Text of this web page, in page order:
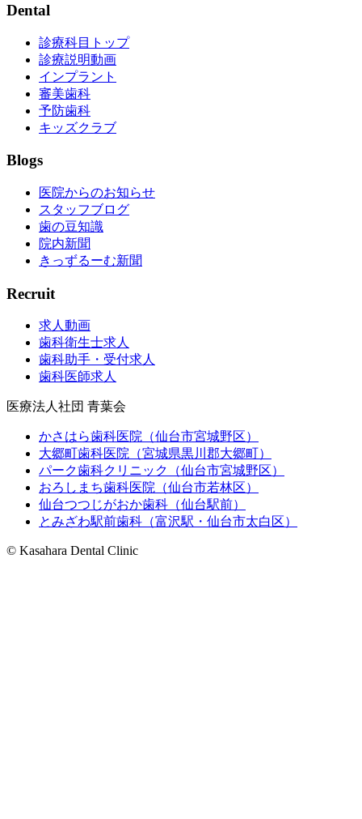
Dental
診療科目トップ
診療説明動画
インプラント
審美歯科
予防歯科
キッズクラブ
Blogs
医院からのお知らせ
スタッフブログ
歯の豆知識
院内新聞
きっずるーむ新聞
Recruit
求人動画
歯科衛生士求人
歯科助手・受付求人
歯科医師求人
医療法人社団 青葉会
かさはら歯科医院（仙台市宮城野区）
大郷町歯科医院（宮城県黒川郡大郷町）
パーク歯科クリニック（仙台市宮城野区）
おろしまち歯科医院（仙台市若林区）
仙台つつじがおか歯科（仙台駅前）
とみざわ駅前歯科（富沢駅・仙台市太白区）
© Kasahara Dental Clinic